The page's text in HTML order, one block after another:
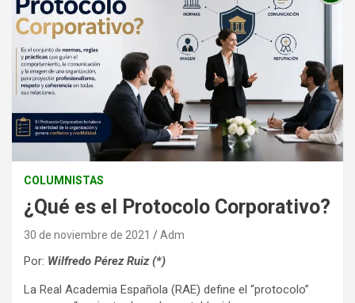
COLUMNISTAS
¿Qué es el Protocolo Corporativo?
30 de noviembre de 2021 Adm
Por: Wilfredo Pérez Ruiz (*)
La Real Academia Española (RAE) define el “protocolo”